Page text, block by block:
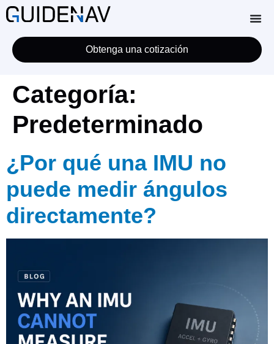
Obtenga una cotización
Categoría:
Predeterminado
¿Por qué una IMU no
puede medir ángulos
directamente?